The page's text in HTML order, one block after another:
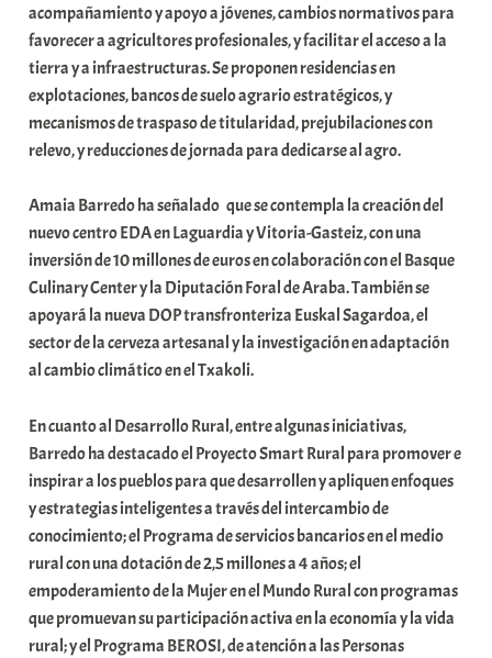
acompañamiento y apoyo a jóvenes, cambios normativos para
favorecer a agricultores profesionales, y facilitar el acceso a la
tierra y a infraestructuras. Se proponen residencias en
explotaciones, bancos de suelo agrario estratégicos, y
mecanismos de traspaso de titularidad, prejubilaciones con
relevo, y reducciones de jornada para dedicarse al agro.
Amaia Barredo ha señalado que se contempla la creación del
nuevo centro EDA en Laguardia y Vitoria-Gasteiz, con una
inversión de 10 millones de euros en colaboración con el Basque
Culinary Center y la Diputación Foral de Araba. También se
apoyará la nueva DOP transfronteriza Euskal Sagardoa, el
sector de la cerveza artesanal y la investigación en adaptación
al cambio climático en el Txakoli.
En cuanto al Desarrollo Rural, entre algunas iniciativas,
Barredo ha destacado el Proyecto Smart Rural para promover e
inspirar a los pueblos para que desarrollen y apliquen enfoques
y estrategias inteligentes a través del intercambio de
conocimiento; el Programa de servicios bancarios en el medio
rural con una dotación de 2,5 millones a 4 años; el
empoderamiento de la Mujer en el Mundo Rural con programas
que promuevan su participación activa en la economía y la vida
rural; y el Programa BEROSI, de atención a las Personas